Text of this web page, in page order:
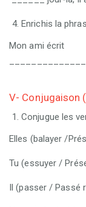
Enrichis la
Mon ami écrit
V- Conjugaison
Conjugue les
Elles (balayer /
Tu (essuyer /
Il (passer /